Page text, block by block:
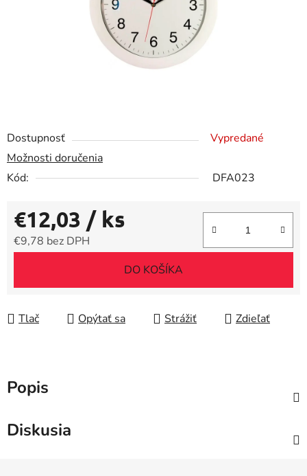
Dostupnosť
Vypredané
Možnosti doručenia
Kód:
DFA023
€12,03 / ks
€9,78 bez DPH
DO KOŠÍKA
Tlač Opýtať sa Strážiť Zdieľať
Popis
Diskusia